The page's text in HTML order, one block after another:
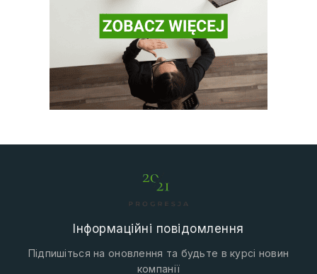
Інформаційні повідомлення
Підпишіться на оновлення та будьте в курсі новин
компанії